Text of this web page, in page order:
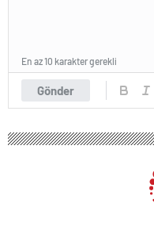
Gönder
En az 10 karakter gerekli